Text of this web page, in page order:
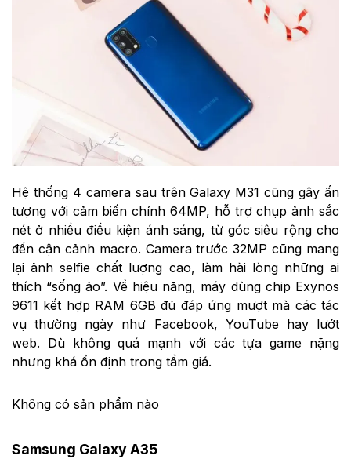
Hệ thống 4 camera sau trên Galaxy M31 cũng gây ấn
tượng với cảm biến chính 64MP, hỗ trợ chụp ảnh sắc
nét ở nhiều điều kiện ánh sáng, từ góc siêu rộng cho
đến cận cảnh macro. Camera trước 32MP cũng mang
lại ảnh selfie chất lượng cao, làm hài lòng những ai
thích “sống ảo”. Về hiệu năng, máy dùng chip Exynos
9611 kết hợp RAM 6GB đủ đáp ứng mượt mà các tác
vụ thường ngày như Facebook, YouTube hay lướt
web. Dù không quá mạnh với các tựa game nặng
nhưng khá ổn định trong tầm giá.
Không có sản phẩm nào
Samsung Galaxy A35